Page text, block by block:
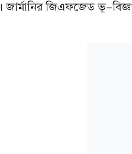
জার্মানির জিএফজেড ভূ-